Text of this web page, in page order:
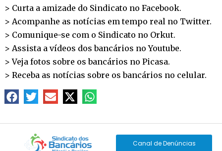
> Curta a amizade do Sindicato no Facebook.
> Acompanhe as notícias em tempo real no Twitter.
> Comunique-se com o Sindicato no Orkut.
> Assista a vídeos dos bancários noYoutube.
> Veja fotos sobre os bancários no Picasa.
> Receba as notícias sobre os bancários no celular.
Canal de Denúncias